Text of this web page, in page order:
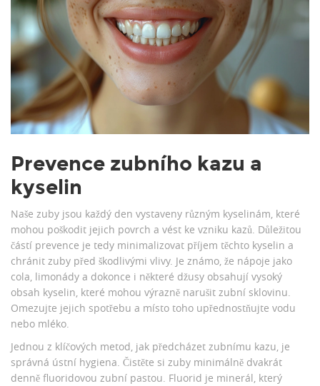
Prevence zubního kazu a
kyselin
Naše zuby jsou každý den vystaveny různým kyselinám, které
mohou poškodit jejich povrch a vést ke vzniku kazů. Důležitou
částí prevence je tedy minimalizovat příjem těchto kyselin a
chránit zuby před škodlivými vlivy. Je známo, že nápoje jako
cola, limonády a dokonce i některé džusy obsahují vysoký
obsah kyselin, které mohou výrazně narušit zubní sklovinu.
Omezujte jejich spotřebu a místo toho upřednostňujte vodu
nebo mléko.
Jednou z klíčových metod, jak předcházet zubnímu kazu, je
správná ústní hygiena. Čistěte si zuby minimálně dvakrát
denně fluoridovou zubní pastou. Fluorid je minerál, který